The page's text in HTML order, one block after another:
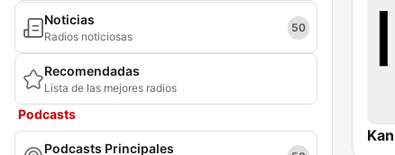
Noticias
Radios noticiosas
50
Recomendadas
Lista de las mejores radios
Podcasts
Podcasts Principales